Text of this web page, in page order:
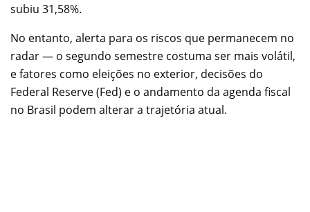
subiu 31,58%.
No entanto, alerta para os riscos que permanecem no
radar — o segundo semestre costuma ser mais volátil,
e fatores como eleições no exterior, decisões do
Federal Reserve (Fed) e o andamento da agenda fiscal
no Brasil podem alterar a trajetória atual.